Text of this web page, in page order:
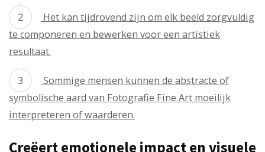
Het kan tijdrovend zijn om elk beeld zorgvuldig
te componeren en bewerken voor een artistiek
resultaat.
Sommige mensen kunnen de abstracte of
symbolische aard van Fotografie Fine Art moeilijk
interpreteren of waarderen.
Creëert emotionele impact en visuele